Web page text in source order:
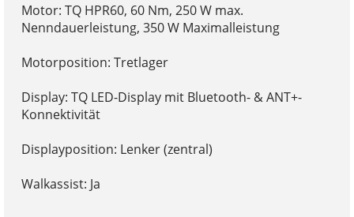
Motor: TQ HPR60, 60 Nm, 250 W max.
Nenndauerleistung, 350 W Maximalleistung
Motorposition: Tretlager
Display: TQ LED-Display mit Bluetooth- & ANT+-
Konnektivität
Displayposition: Lenker (zentral)
Walkassist: Ja